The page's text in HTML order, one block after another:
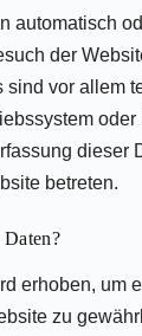
automatisch
der
sind vor allem
dieser
betreten.
erhoben, um
zu